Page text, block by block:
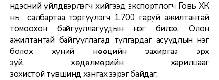
Үндэсний үйлдвэрлэгч хийгээд экспортлогч Говь ХК
нь салбартаа тэргүүлэгч 1,700 гаруй ажилтантай
томоохон байгууллагуудын нэг билээ. Олон
ажилтантай байгууллагад тулгардаг асуудлын нэг
болох хүний нөөцийн захиргаа эрх
зүй, хөдөлмөрийн харилцааг
зохистой түвшинд хангах зэрэг байдаг.